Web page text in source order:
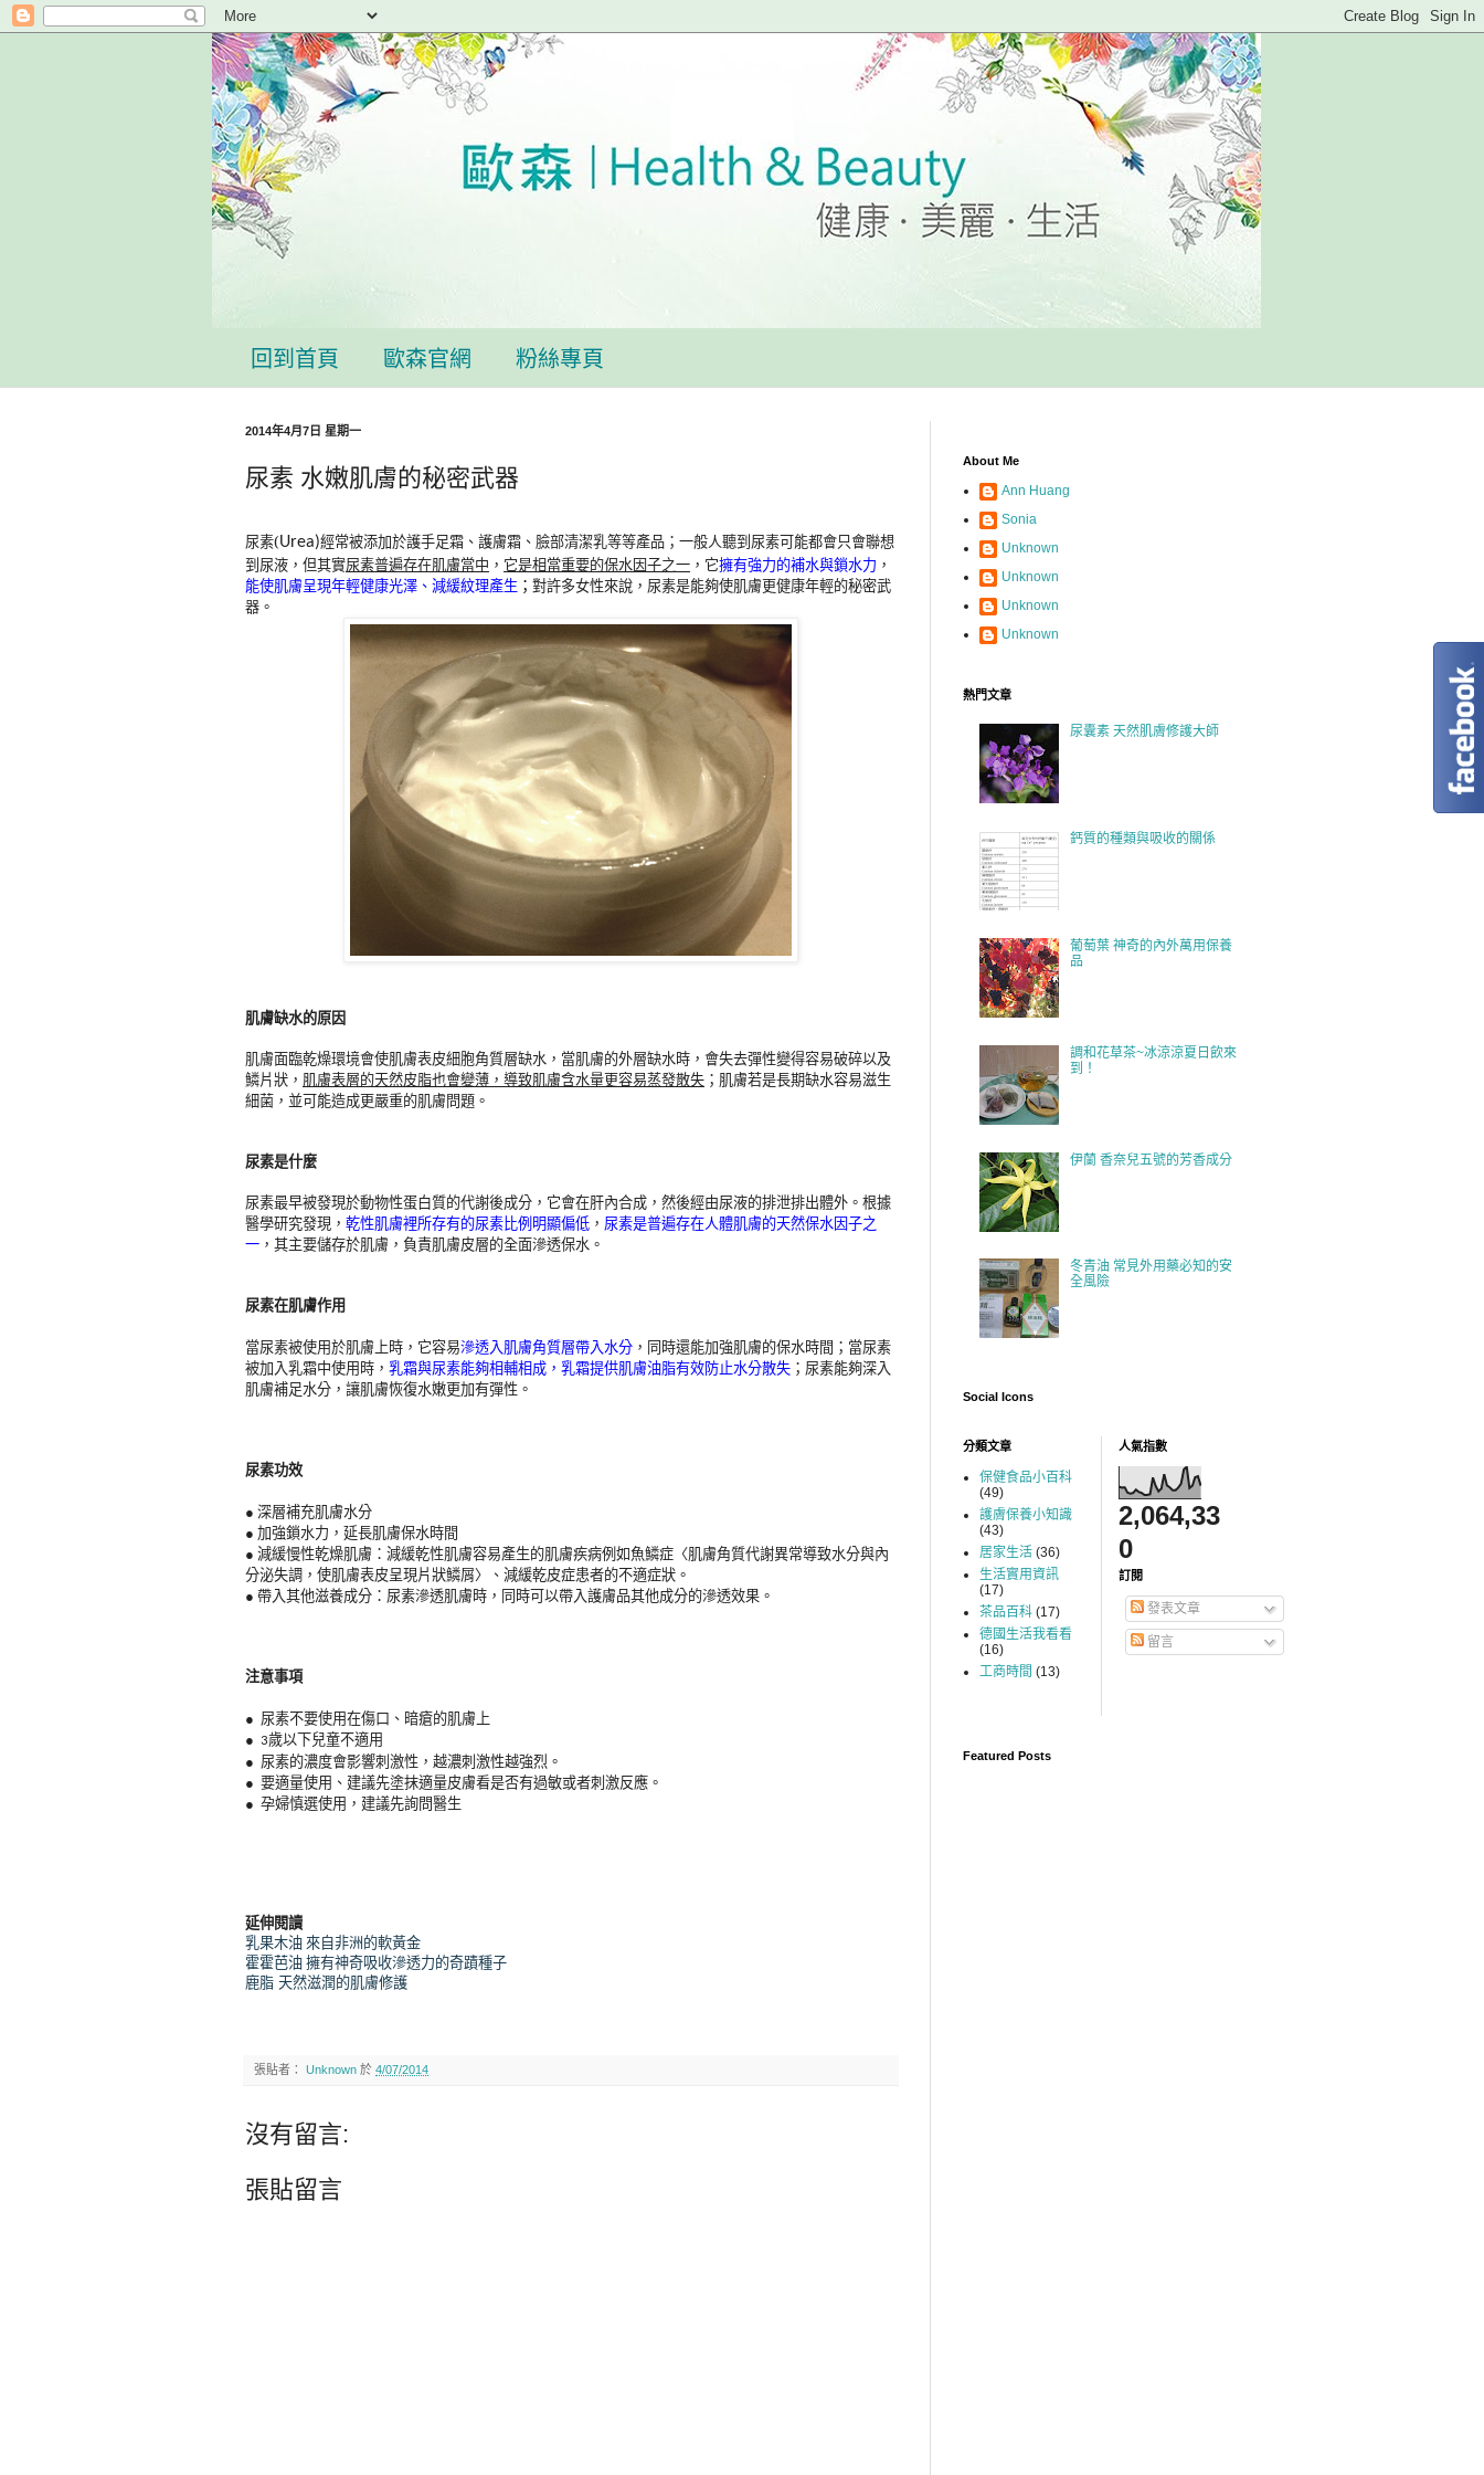
回到首頁 歐森官網 粉絲專頁
2014年4月7日 星期一
尿素 水嫩肌膚的秘密武器
尿素(Urea)經常被添加於護手足霜、護膚霜、臉部清潔乳等等產品；一般人聽到尿素可能都會只會聯想
到尿液，但其實尿素普遍存在肌膚當中 ， 它是相當重要的保水因子之一 ，它擁有強力的補水與鎖水力 ，
能使肌膚呈現年輕健康光澤、減緩紋理產生 ； 對許多女性來說，尿素是能夠使肌膚更健康年輕的秘密武
器。
肌膚缺水的原因
肌膚面臨乾燥環境會使肌膚表皮細胞角質層缺水，當肌膚的外層缺水時，會失去彈性變得容易破碎以及
鱗片狀， 肌膚表層的天然皮脂也會變薄，導致肌膚含水量更容易蒸發散失 ；肌膚若是長期缺水容易滋生
細菌，並可能造成更嚴重的肌膚問題。
尿素是什麼
尿素最早被發現於動物性蛋白質的代謝後成分，它會在肝內合成，然後經由尿液的排泄排出體外。根據
醫學研究發現， 乾性肌膚裡所存有的尿素比例明顯偏低 ， 尿素是普遍存在人體肌膚的天然保水因子之
一 ，其主要儲存於肌膚，負責肌膚皮層的全面滲透保水。
尿素在肌膚作用
當尿素被使用於肌膚上時，它容易滲透入肌膚角質層帶入水分 ，同時還能加強肌膚的保水時間；當尿素
被加入乳霜中使用時， 乳霜與尿素能夠相輔相成，乳霜提供肌膚油脂有效防止水分散失 ；尿素能夠深入
肌膚補足水分，讓肌膚恢復水嫩更加有彈性。
尿素功效
● 深層補充肌膚水分
● 加強鎖水力，延長肌膚保水時間
● 減緩慢性乾燥肌膚：減緩乾性肌膚容易產生的肌膚疾病例如魚鱗症 〈肌膚角質代謝異常導致水分與內
分泌失調，使肌膚表皮呈現片狀鱗屑〉
、減緩乾皮症患者的不適症狀。
● 帶入其他滋養成分：尿素滲透肌膚時，同時可以帶入護膚品其他成分的滲透效果。
注意事項
● 尿素不要使用在傷口、暗瘡的肌膚上
● 3歲以下兒童不適用
● 尿素的濃度會影響刺激性，越濃刺激性越強烈。
● 要適量使用、建議先塗抹適量皮膚看是否有過敏或者刺激反應 。
● 孕婦慎選使用，建議先詢問醫生
延伸閱讀
乳果木油 來自非洲的軟黃金
霍霍芭油 擁有神奇吸收滲透力的奇蹟種子
鹿脂 天然滋潤的肌膚修護
張貼者： Unknown 於 4/07/2014
沒有留言:
張貼留言
About Me
Ann Huang
Sonia
Unknown
Unknown
Unknown
Unknown
熱門文章
尿囊素 天然肌膚修護大師
鈣質的種類與吸收的關係
葡萄葉 神奇的內外萬用保養
品
調和花草茶~冰涼涼夏日飲來
到！
伊蘭 香奈兒五號的芳香成分
冬青油 常見外用藥必知的安
全風險
Social Icons
分類文章
保健食品小百科
(49)
護膚保養小知識
(43)
居家生活 (36)
生活實用資訊
(17)
茶品百科 (17)
德國生活我看看
(16)
工商時間 (13)
人氣指數
2,064,33
0
訂閱
發表文章
留言
Featured Posts